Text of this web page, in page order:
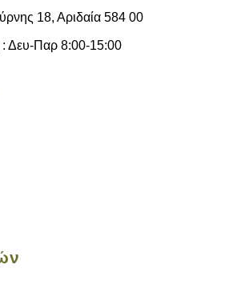
18, Αριδαία 584 00
: Δευ-Παρ 8:00-15:00